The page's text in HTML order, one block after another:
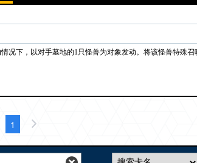
况下，以对手墓地的1只怪兽为对象发动。将该怪兽特殊
1